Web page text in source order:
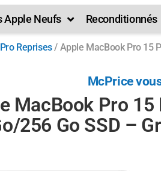
Apple Neufs Reconditionnés
Reprises/ Apple MacBook Pro 15
McPrice
MacBook Pro
256 Go SSD –